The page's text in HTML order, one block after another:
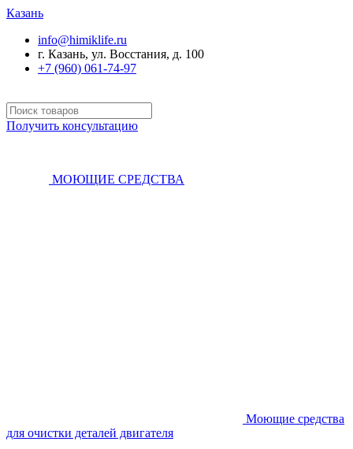
Казань
info@himiklife.ru
г. Казань, ул. Восстания, д. 100
+7 (960) 061-74-97
Получить консультацию
МОЮЩИЕ СРЕДСТВА
Моющие средства
для очистки деталей двигателя